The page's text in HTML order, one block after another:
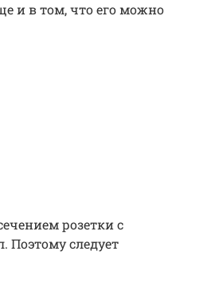
и в том, что его можно
розетки с
Поэтому следует